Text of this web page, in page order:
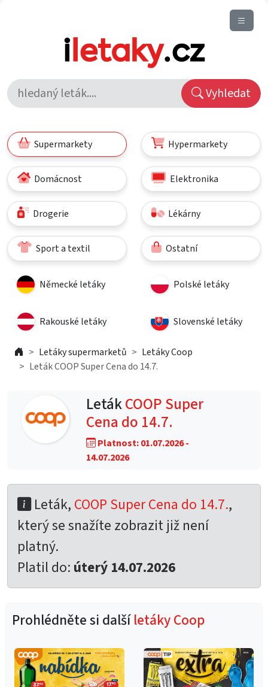
Vyhledat
Supermarkety Hypermarkety
Domácnost Elektronika
Drogerie Lékárny
Sport a textil Ostatní
Německé letáky Polské letáky
Rakouské letáky Slovenské letáky
Letáky supermarketů
Letáky Coop
Leták COOP Super Cena do 14.7.
LetákCOOP Super
Cena do 14.7.
Platnost: 01.07.2026 -
14.07.2026
Leták, COOP Super Cena do 14.7.,
který se snažíte zobrazit již není
platný.
Platil do: úterý 14.07.2026
Prohlédněte si dalšíletáky Coop